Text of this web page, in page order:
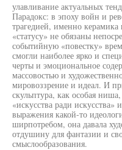
улавливание актуальных
Парадокс: в эпоху войн и
трагедией, именно
«статусу» не обязаны
событийную «повестку»
смогли наиболее ярко и
черты и эмоциональное
массовостью и
мировоззрение и идеал. И
скульптура, как особая
«искусства ради искусства»
выражения какой-то
ширпотребом, она давала
отдушину для фантазии и
смыслообразования.